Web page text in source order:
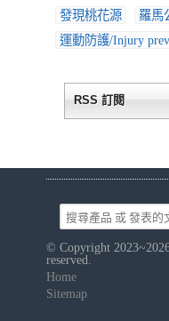
發現桃花源
羅馬
運動防護/Injury
RSS 訂閱
© Copyright
reserved.
Home
Sitemap